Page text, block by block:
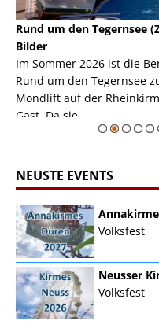
Rund um den Tegernsee
Bilder
Im Sommer 2026 ist die
Rund um den Tegernsee
Mondlift auf der
Gast. Da sie ...
NEUSTE EVENTS
Volksfest
Neusser
Volksfest